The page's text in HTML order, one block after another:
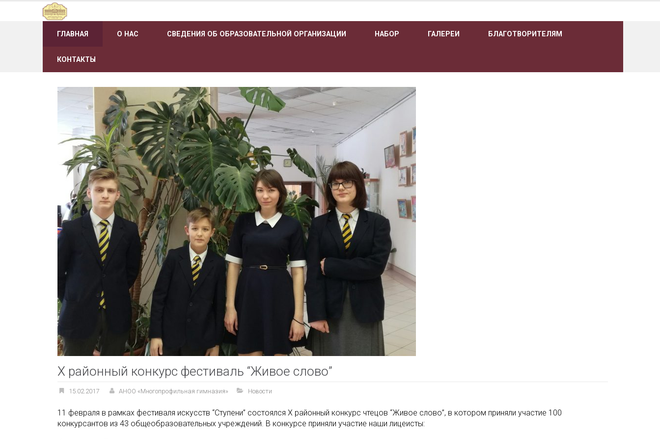
ГЛАВНАЯ О НАС СВЕДЕНИЯ ОБ ОБРАЗОВАТЕЛЬНОЙ ОРГАНИЗАЦИИ НАБОР ГАЛЕРЕИ БЛАГОТВОРИТЕЛЯМ
КОНТАКТЫ
X районный конкурс фестиваль “Живое слово”
15.02.2017 АНОО «Многопрофильная гимназия» Новости
11 февраля в рамках фестиваля искусств “Ступени” состоялся X районный конкурс чтецов “Живое слово”, в котором приняли участие 100
конкурсантов из 43 общеобразовательных учреждений. В конкурсе приняли участие наши лицеисты: